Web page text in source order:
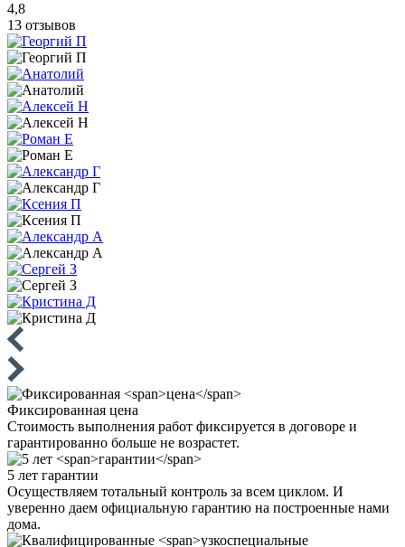
4,8
13 отзывов
Фиксированная цена
Стоимость выполнения работ фиксируется в договоре и
гарантированно больше не возрастет.
5 лет гарантии
Осуществляем тотальный контроль за всем циклом. И
уверенно даем официальную гарантию на построенные нами
дома.